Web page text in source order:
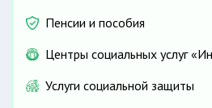
Пенсии и пособия
Центры социальных услуг
Услуги социальной защиты